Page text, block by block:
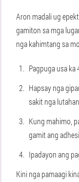
Aron madali ug
gamiton sa mga
nga kahimtang sa
Pagpuga usa
Hapsay nga
sakit nga
Kung mahimo,
gamit ang
Ipadayon ang
Kini nga pamaagi